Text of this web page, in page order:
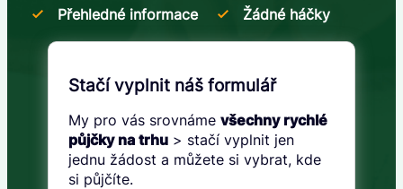
Přehledné informace Žádné háčky
Stačí vyplnit náš formulář
My pro vás srovnámevšechny rychlé
půjčky na trhu > stačí vyplnit jen
jednu žádost a můžete si vybrat, kde
si půjčíte.